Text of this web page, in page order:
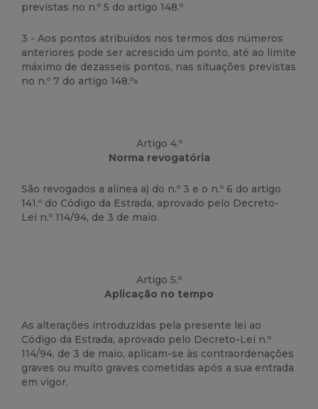
previstas no n.º 5 do artigo 148.º
3 - Aos pontos atribuídos nos termos dos números
anteriores pode ser acrescido um ponto, até ao limite
máximo de dezasseis pontos, nas situações previstas
no n.º 7 do artigo 148.º»
Artigo 4.º
Norma revogatória
São revogados a alínea a) do n.º 3 e o n.º 6 do artigo
141.º do Código da Estrada, aprovado pelo Decreto-
Lei n.º 114/94, de 3 de maio.
Artigo 5.º
Aplicação no tempo
As alterações introduzidas pela presente lei ao
Código da Estrada, aprovado pelo Decreto-Lei n.º
114/94, de 3 de maio, aplicam-se às contraordenações
graves ou muito graves cometidas após a sua entrada
em vigor.